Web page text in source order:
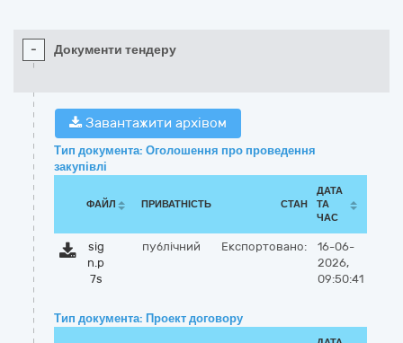
- Документи тендеру
Завантажити архівом
Тип документа: Оголошення про проведення
закупівлі
ФАЙЛ ПРИВАТНІСТЬ СТАН
ДАТА
ТА
ЧАС
sig
n.p
7s
публічний Експортовано:
16-06-
2026,
09:50:41
Тип документа: Проект договору